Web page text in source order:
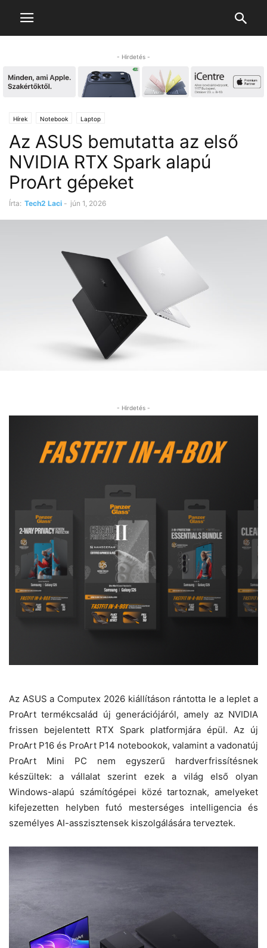
- Hirdetés -
Hírek Notebook Laptop
Az ASUS bemutatta az első
NVIDIA RTX Spark alapú
ProArt gépeket
Írta: Tech2 Laci - jún 1, 2026
- Hirdetés -
Az ASUS a Computex 2026 kiállításon rántotta le a leplet a
ProArt termékcsalád új generációjáról, amely az NVIDIA
frissen bejelentett RTX Spark platformjára épül. Az új
ProArt P16 és ProArt P14 notebookok, valamint a vadonatúj
ProArt Mini PC nem egyszerű hardverfrissítésnek
készültek: a vállalat szerint ezek a világ első olyan
Windows-alapú számítógépei közé tartoznak, amelyeket
kifejezetten helyben futó mesterséges intelligencia és
személyes AI-asszisztensek kiszolgálására terveztek.